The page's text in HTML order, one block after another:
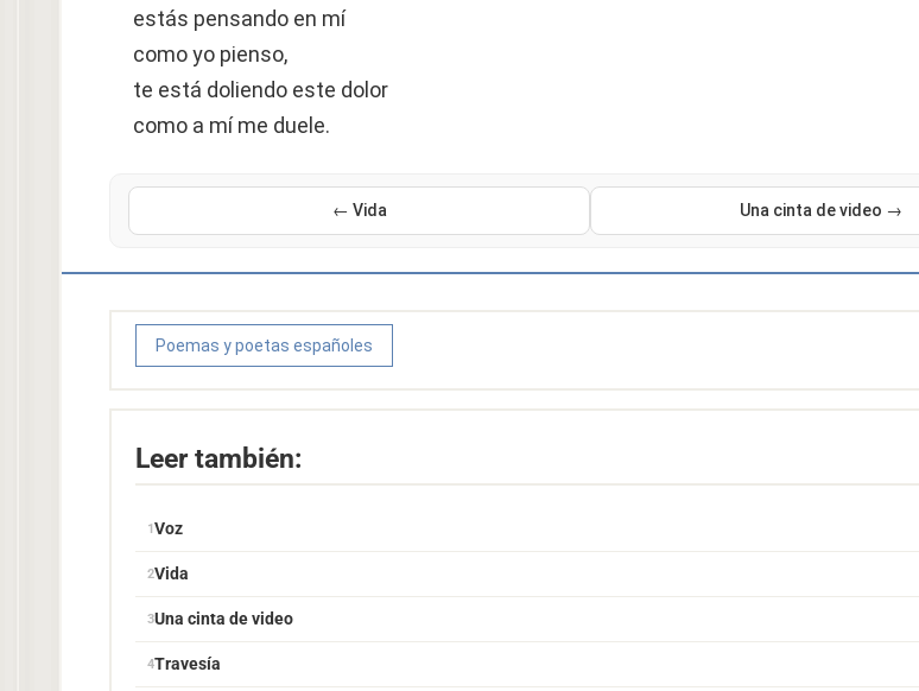
estás pensando en mí
como yo pienso,
te está doliendo este dolor
como a mí me duele.
← Vida Una cinta de video →
Poemas y poetas españoles
Leer también:
Voz
Vida
Una cinta de video
Travesía